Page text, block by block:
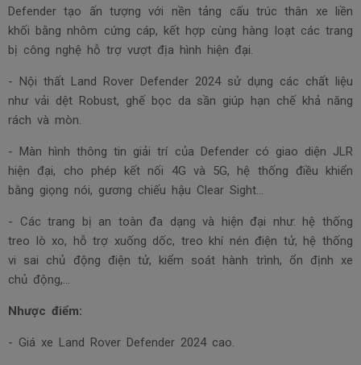
Defender tạo ấn tượng với nền tảng cấu trúc thân xe liền
khối bằng nhôm cứng cáp, kết hợp cùng hàng loạt các trang
bị công nghệ hỗ trợ vượt địa hình hiện đại.
- Nội thất Land Rover Defender 2024 sử dụng các chất liệu
như vải dệt Robust, ghế bọc da sần giúp hạn chế khả năng
rách và mòn.
- Màn hình thông tin giải trí của Defender có giao diện JLR
hiện đại, cho phép kết nối 4G và 5G, hệ thống điều khiển
bằng giọng nói, gương chiếu hậu Clear Sight…
- Các trang bị an toàn đa dạng và hiện đại như: hệ thống
treo lò xo, hỗ trợ xuống dốc, treo khí nén điện tử, hệ thống
vi sai chủ động điện tử, kiểm soát hành trình, ổn định xe
chủ động,...
Nhược điểm:
- Giá xe Land Rover Defender 2024 cao.